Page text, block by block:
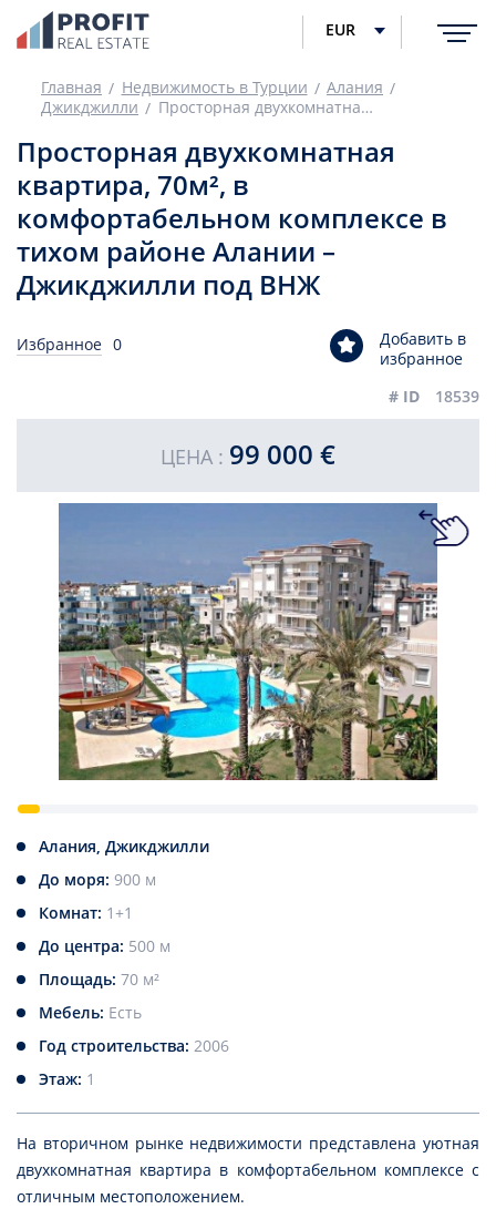
EUR
Главная Недвижимость в Турции
Алания
Джикджилли
Просторная двухкомнатная квартира, 70м², в комфортабельном комплексе в тихом районе Алании – Джикджилли под ВНЖ
Просторная двухкомнатная
квартира, 70м², в
комфортабельном комплексе в
тихом районе Алании –
Джикджилли под ВНЖ
Избранное 0
Добавить в
избранное
# ID
18539
ЦЕНА : 99 000 €
Алания, Джикджилли
До моря: 900 м
Комнат: 1+1
До центра: 500 м
Площадь: 70 м²
Мебель: Есть
Год строительства: 2006
Этаж: 1
На вторичном рынке недвижимости представлена уютная
двухкомнатная квартира в комфортабельном комплексе с
отличным местоположением.